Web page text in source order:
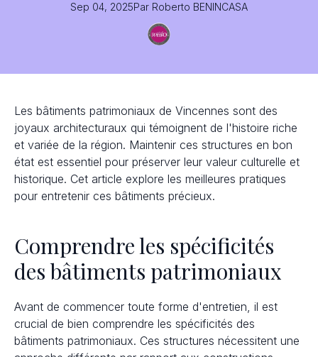
Sep 04, 2025Par Roberto BENINCASA
Les bâtiments patrimoniaux de Vincennes sont des
joyaux architecturaux qui témoignent de l'histoire riche
et variée de la région. Maintenir ces structures en bon
état est essentiel pour préserver leur valeur culturelle et
historique. Cet article explore les meilleures pratiques
pour entretenir ces bâtiments précieux.
Comprendre les spécificités
des bâtiments patrimoniaux
Avant de commencer toute forme d'entretien, il est
crucial de bien comprendre les spécificités des
bâtiments patrimoniaux. Ces structures nécessitent une